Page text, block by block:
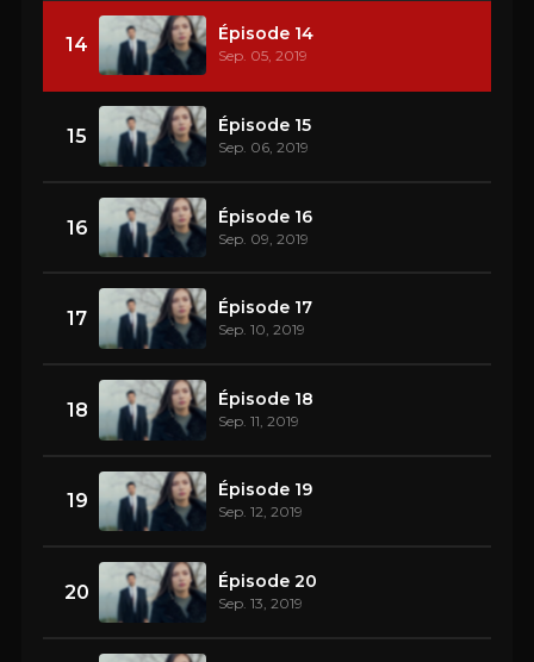
14 Épisode 14
Sep. 05, 2019
15 Épisode 15
Sep. 06, 2019
16 Épisode 16
Sep. 09, 2019
17 Épisode 17
Sep. 10, 2019
18 Épisode 18
Sep. 11, 2019
19 Épisode 19
Sep. 12, 2019
20 Épisode 20
Sep. 13, 2019